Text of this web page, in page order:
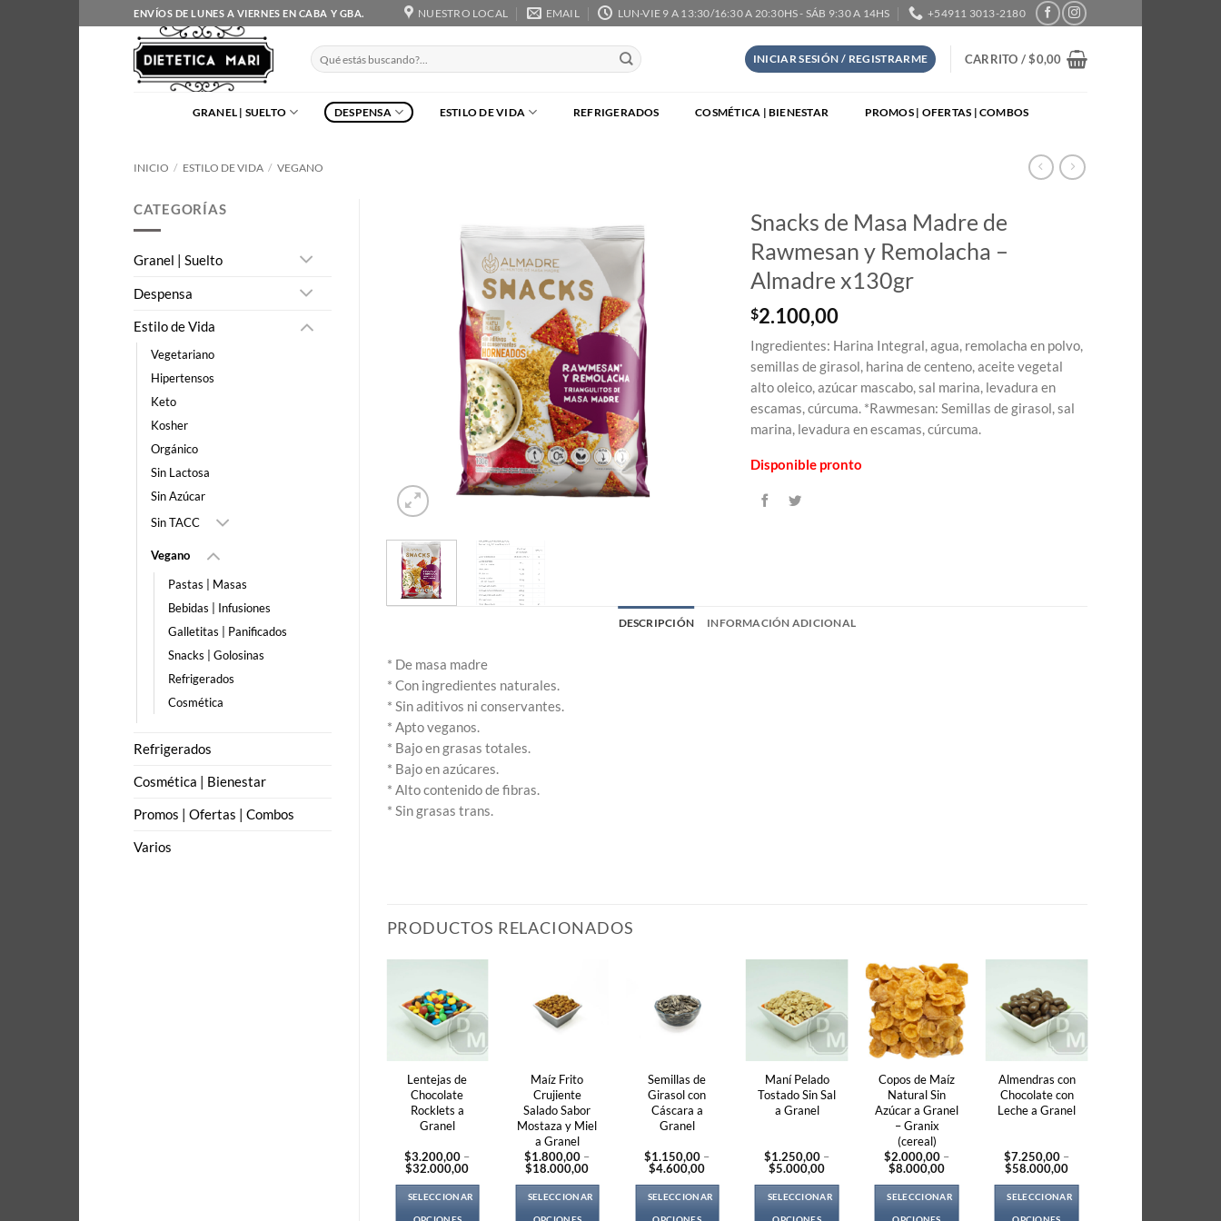
al
contenido
ENVÍOS DE LUNES A VIERNES EN CABA Y GBA. NUESTRO LOCAL EMAIL LUN-VIE 9 A 13:30/16:30 A 20:30HS - SÁB 9:30 A 14HS +54911 3013-2180
Buscar
por:
INICIAR SESIÓN / REGISTRARME CARRITO /$0,00
GRANEL | SUELTO DESPENSA ESTILO DE VIDA REFRIGERADOS COSMÉTICA | BIENESTAR PROMOS | OFERTAS | COMBOS
INICIO / ESTILO DE VIDA / VEGANO
CATEGORÍAS
Granel | Suelto
Despensa
Estilo de Vida
Vegetariano
Hipertensos
Keto
Kosher
Orgánico
Sin Lactosa
Sin Azúcar
Sin TACC
Vegano
Pastas | Masas
Bebidas | Infusiones
Galletitas | Panificados
Snacks | Golosinas
Refrigerados
Cosmética
Refrigerados
Cosmética | Bienestar
Promos | Ofertas | Combos
Varios
Snacks de Masa Madre de
Rawmesan y Remolacha –
Almadre x130gr
$2.100,00
Ingredientes: Harina Integral, agua, remolacha en polvo,
semillas de girasol, harina de centeno, aceite vegetal
alto oleico, azúcar mascabo, sal marina, levadura en
escamas, cúrcuma. *Rawmesan: Semillas de girasol, sal
marina, levadura en escamas, cúrcuma.
Disponible pronto
DESCRIPCIÓN INFORMACIÓN ADICIONAL
* De masa madre
* Con ingredientes naturales.
* Sin aditivos ni conservantes.
* Apto veganos.
* Bajo en grasas totales.
* Bajo en azúcares.
* Alto contenido de fibras.
* Sin grasas trans.
PRODUCTOS RELACIONADOS
Lentejas de
Chocolate
Rocklets a
Granel
$3.200,00 –
$32.000,00Price
$3.200,00
through
SELECCIONAR
Maíz Frito
Crujiente
Salado Sabor
Mostaza y Miel
a Granel
$1.800,00 –
$18.000,00Price
$1.800,00
through
SELECCIONAR
Semillas de
Girasol con
Cáscara a
Granel
$1.150,00 –
$4.600,00Price
$1.150,00
through
SELECCIONAR
Maní Pelado
Tostado Sin Sal
a Granel
$1.250,00 –
$5.000,00Price
$1.250,00
through
SELECCIONAR
Copos de Maíz
Natural Sin
Azúcar a Granel
– Granix
(cereal)
$2.000,00 –
$8.000,00Price
$2.000,00
through
SELECCIONAR
Almendras con
Chocolate con
Leche a Granel
$7.250,00 –
$58.000,00Price
$7.250,00
through
SELECCIONAR